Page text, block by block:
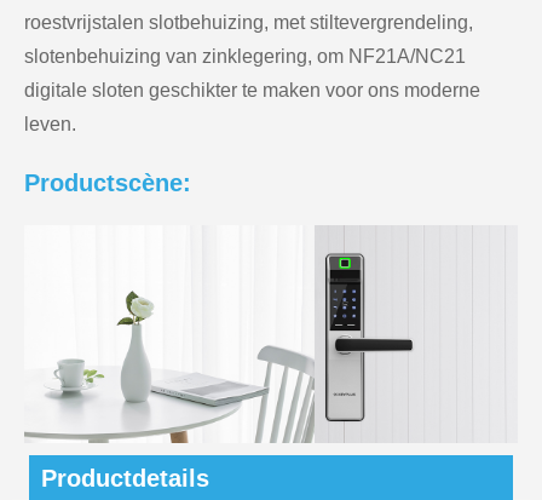
roestvrijstalen slotbehuizing, met stiltevergrendeling,
slotenbehuizing van zinklegering, om NF21A/NC21
digitale sloten geschikter te maken voor ons moderne
leven.
Productscène:
Productdetails